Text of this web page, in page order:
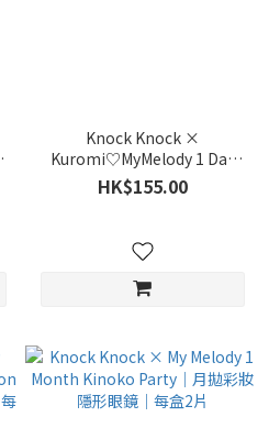
Knock Knock ×
Kuromi♡MyMelody 1 Day
Kuromi Otomenokimochi｜
日拋彩妝隱形眼鏡｜每盒10片
HK$155.00